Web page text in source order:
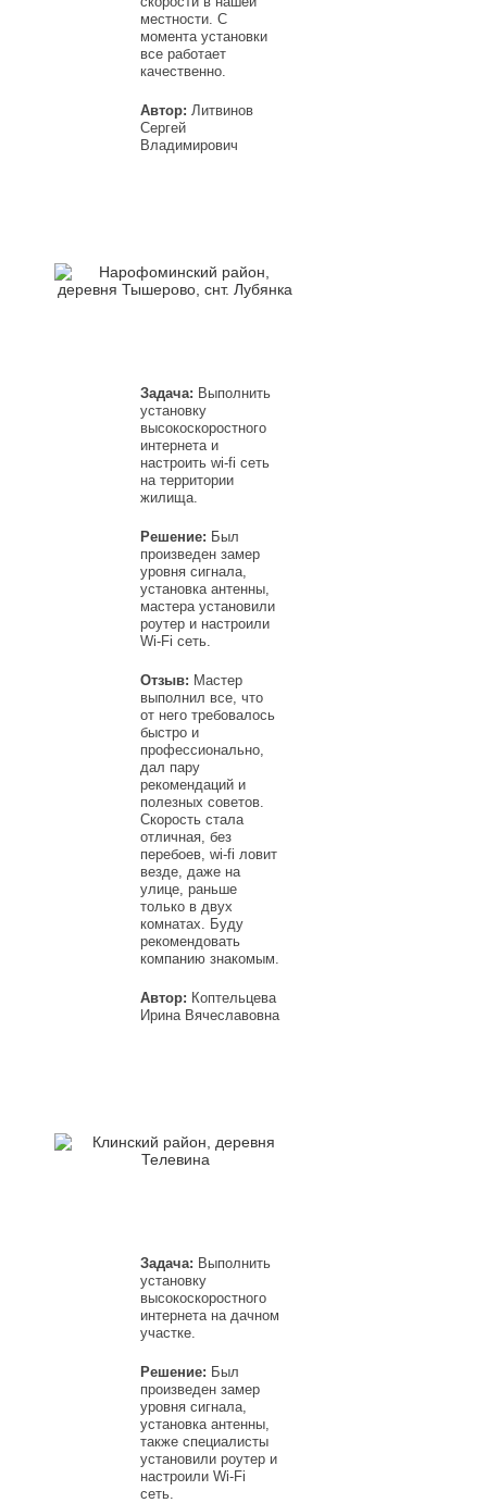
местности. С
момента установки
все работает
качественно.
Автор: Литвинов
Сергей
Владимирович
Задача: Выполнить
установку
высокоскоростного
интернета и
настроить wi-fi сеть
на территории
жилища.
Решение: Был
произведен замер
уровня сигнала,
установка антенны,
мастера установили
роутер и настроили
Wi-Fi сеть.
Отзыв: Мастер
выполнил все, что
от него требовалось
быстро и
профессионально,
дал пару
рекомендаций и
полезных советов.
Скорость стала
отличная, без
перебоев, wi-fi ловит
везде, даже на
улице, раньше
только в двух
комнатах. Буду
рекомендовать
компанию знакомым.
Автор: Коптельцева
Ирина Вячеславовна
Задача: Выполнить
установку
высокоскоростного
интернета на дачном
участке.
Решение: Был
произведен замер
уровня сигнала,
установка антенны,
также специалисты
установили роутер и
настроили Wi-Fi
сеть.